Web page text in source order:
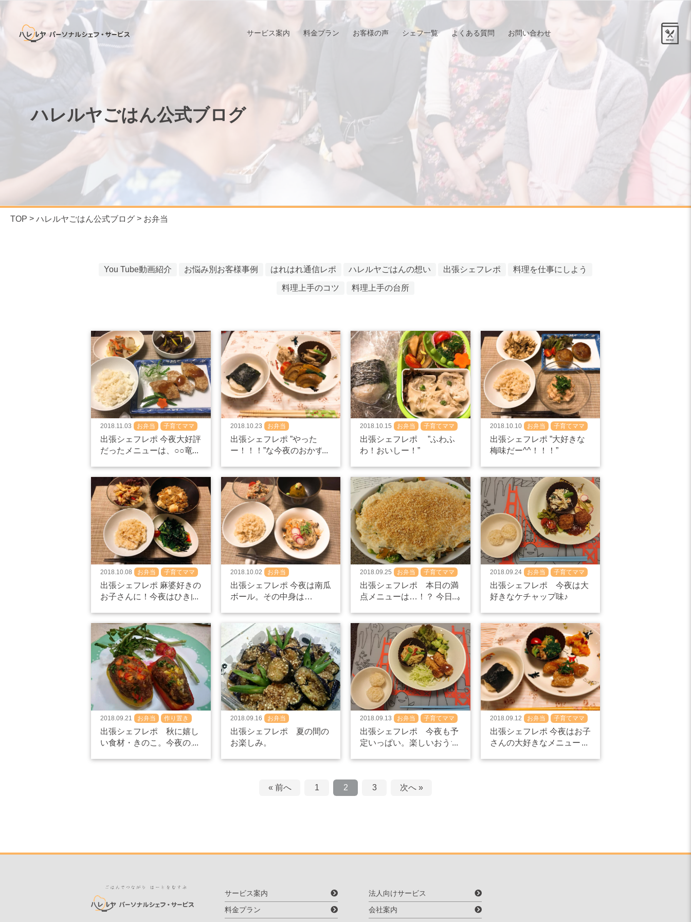
サービス案内 料金プラン お客様の声 シェフ一覧 よくある質問 お問い合わせ
ハレルヤごはん公式ブログ
TOP ハレルヤごはん公式ブログ お弁当
You Tube動画紹介 お悩み別お客様事例 はれはれ通信レポ ハレルヤごはんの想い 出張シェフレポ 料理を仕事にしよう
料理上手のコツ 料理上手の台所
出張シェフレポ 今夜大好評
だったメニューは、○○竜
2018.11.03 お弁当
子育てママ
食べ盛り
出張シェフレポ ”やった
ー！！！”な今夜のおかず
2018.10.23 お弁当
出張シェフレポ ”ふわふ
わ！おいしー！”
2018.10.15 お弁当 子育てママ
出張シェフレポ ”大好きな
梅味だー^^！！！”
2018.10.10 お弁当
子育てママ
食べ盛り
出張シェフレポ 麻婆好きの
お子さんに！今夜はひき肉
2018.10.08 お弁当
子育てママ
食べ盛り
出張シェフレポ 今夜は南瓜
ボール。その中身は…
2018.10.02 お弁当
出張シェフレポ 本日の満
点メニューは…！？ 今日も
2018.09.25 お弁当 子育てママ
出張シェフレポ 今夜は大
好きなケチャップ味♪
2018.09.24 お弁当 子育てママ
出張シェフレポ 秋に嬉し
い食材・きのこ。今夜のメ
2018.09.21 お弁当
作り置き
食べ盛り
出張シェフレポ 夏の間の
お楽しみ。
2018.09.16
お弁当
作り置き、食べ盛り
出張シェフレポ 今夜も予
定いっぱい。楽しいおうち
2018.09.13 お弁当 子育てママ
出張シェフレポ 今夜はお子
さんの大好きなメニュー
2018.09.12 お弁当 子育てママ
« 前へ 1 2 3 次へ »
サービス案内
料金プラン
法人向けサービス
会社案内